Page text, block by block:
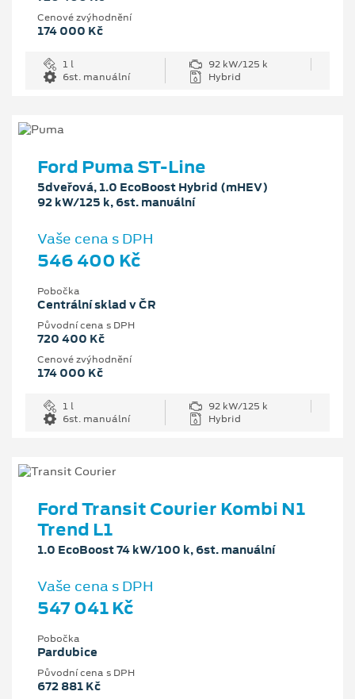
Cenové zvýhodnění
174 000 Kč
1 l
92 kW/125 k
6st. manuální
Hybrid
Ford Puma ST-Line
5dveřová, 1.0 EcoBoost Hybrid (mHEV)
92 kW/125 k, 6st. manuální
Vaše cena s DPH
546 400 Kč
Pobočka
Centrální sklad v ČR
Původní cena s DPH
720 400 Kč
Cenové zvýhodnění
174 000 Kč
1 l
92 kW/125 k
6st. manuální
Hybrid
Ford Transit Courier Kombi N1
Trend L1
1.0 EcoBoost 74 kW/100 k, 6st. manuální
Vaše cena s DPH
547 041 Kč
Pobočka
Pardubice
Původní cena s DPH
672 881 Kč